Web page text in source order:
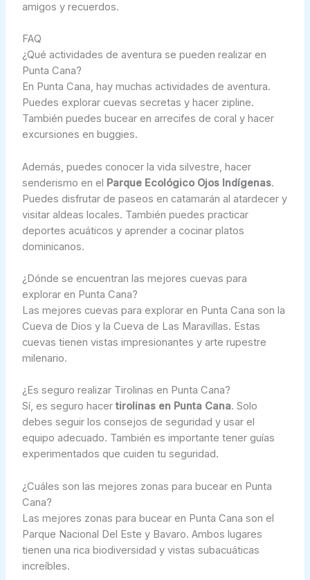
amigos y recuerdos.
FAQ
¿Qué actividades de aventura se pueden realizar en
Punta Cana?
En Punta Cana, hay muchas actividades de aventura.
Puedes explorar cuevas secretas y hacer zipline.
También puedes bucear en arrecifes de coral y hacer
excursiones en buggies.
Además, puedes conocer la vida silvestre, hacer
senderismo en el Parque Ecológico Ojos Indígenas.
Puedes disfrutar de paseos en catamarán al atardecer y
visitar aldeas locales. También puedes practicar
deportes acuáticos y aprender a cocinar platos
dominicanos.
¿Dónde se encuentran las mejores cuevas para
explorar en Punta Cana?
Las mejores cuevas para explorar en Punta Cana son la
Cueva de Dios y la Cueva de Las Maravillas. Estas
cuevas tienen vistas impresionantes y arte rupestre
milenario.
¿Es seguro realizar Tirolinas en Punta Cana?
Sí, es seguro hacer tirolinas en Punta Cana. Solo
debes seguir los consejos de seguridad y usar el
equipo adecuado. También es importante tener guías
experimentados que cuiden tu seguridad.
¿Cuáles son las mejores zonas para bucear en Punta
Cana?
Las mejores zonas para bucear en Punta Cana son el
Parque Nacional Del Este y Bavaro. Ambos lugares
tienen una rica biodiversidad y vistas subacuáticas
increíbles.